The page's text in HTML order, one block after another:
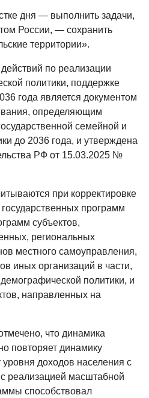
дня — выполнить задачи,
России, — сохранить
территории».
по реализации
политики, поддержке
года является документом
определяющим
семейной и
до 2036 года, и утверждена
РФ от 15.03.2025 №
при корректировке
программ
субъектов,
региональных
местного самоуправления,
иных организаций в части,
политики, и
направленных на
что динамика
повторяет динамику
доходов населения с
реализацией масштабной
способствовал